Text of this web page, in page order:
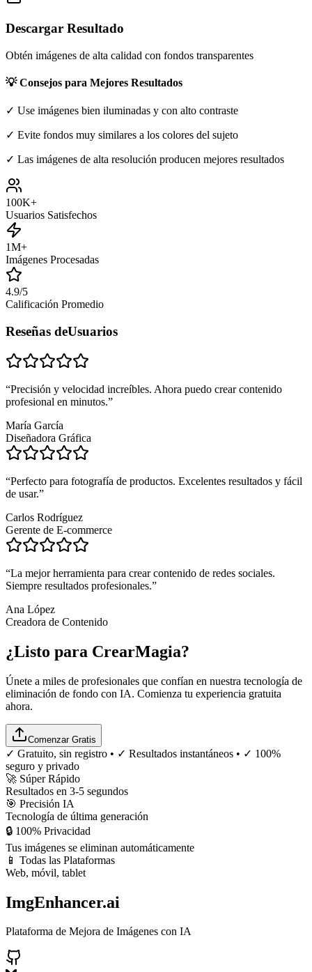
Descargar Resultado
Obtén imágenes de alta calidad con fondos transparentes
💡 Consejos para Mejores Resultados
✓ Use imágenes bien iluminadas y con alto contraste
✓ Evite fondos muy similares a los colores del sujeto
✓ Las imágenes de alta resolución producen mejores resultados
100K+
Usuarios Satisfechos
1M+
Imágenes Procesadas
4.9/5
Calificación Promedio
Reseñas deUsuarios
“Precisión y velocidad increíbles. Ahora puedo crear contenido
profesional en minutos.”
María García
Diseñadora Gráfica
“Perfecto para fotografía de productos. Excelentes resultados y fácil
de usar.”
Carlos Rodríguez
Gerente de E-commerce
“La mejor herramienta para crear contenido de redes sociales.
Siempre resultados profesionales.”
Ana López
Creadora de Contenido
¿Listo para CrearMagia?
Únete a miles de profesionales que confían en nuestra tecnología de
eliminación de fondo con IA. Comienza tu experiencia gratuita
ahora.
Comenzar Gratis
✓ Gratuito, sin registro • ✓ Resultados instantáneos • ✓ 100%
seguro y privado
🚀 Súper Rápido
Resultados en 3-5 segundos
🎯 Precisión IA
Tecnología de última generación
🔒 100% Privacidad
Tus imágenes se eliminan automáticamente
📱 Todas las Plataformas
Web, móvil, tablet
ImgEnhancer.ai
Plataforma de Mejora de Imágenes con IA